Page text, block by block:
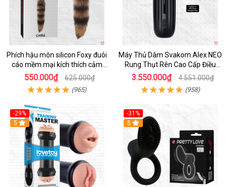
Phích hậu môn silicon Foxy đuôi
cáo mềm mại kích thích cảm
giác mới
550.000₫ 625.000₫
(965)
Máy Thủ Dâm Svakom Alex NEO
Rung Thụt Rên Cao Cấp Điều
Khiển App
3.550.000₫ 4.551.000₫
(958)
-29%
Hot
5
-31%
5